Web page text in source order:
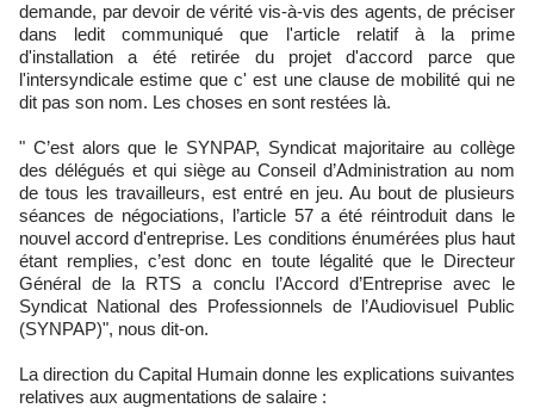
demande, par devoir de vérité vis-à-vis des agents, de préciser
dans ledit communiqué que l'article relatif à la prime
d'installation a été retirée du projet d'accord parce que
l'intersyndicale estime que c' est une clause de mobilité qui ne
dit pas son nom. Les choses en sont restées là.
" C’est alors que le SYNPAP, Syndicat majoritaire au collège
des délégués et qui siège au Conseil d’Administration au nom
de tous les travailleurs, est entré en jeu. Au bout de plusieurs
séances de négociations, l’article 57 a été réintroduit dans le
nouvel accord d'entreprise. Les conditions énumérées plus haut
étant remplies, c’est donc en toute légalité que le Directeur
Général de la RTS a conclu l’Accord d’Entreprise avec le
Syndicat National des Professionnels de l’Audiovisuel Public
(SYNPAP)", nous dit-on.
La direction du Capital Humain donne les explications suivantes
relatives aux augmentations de salaire :